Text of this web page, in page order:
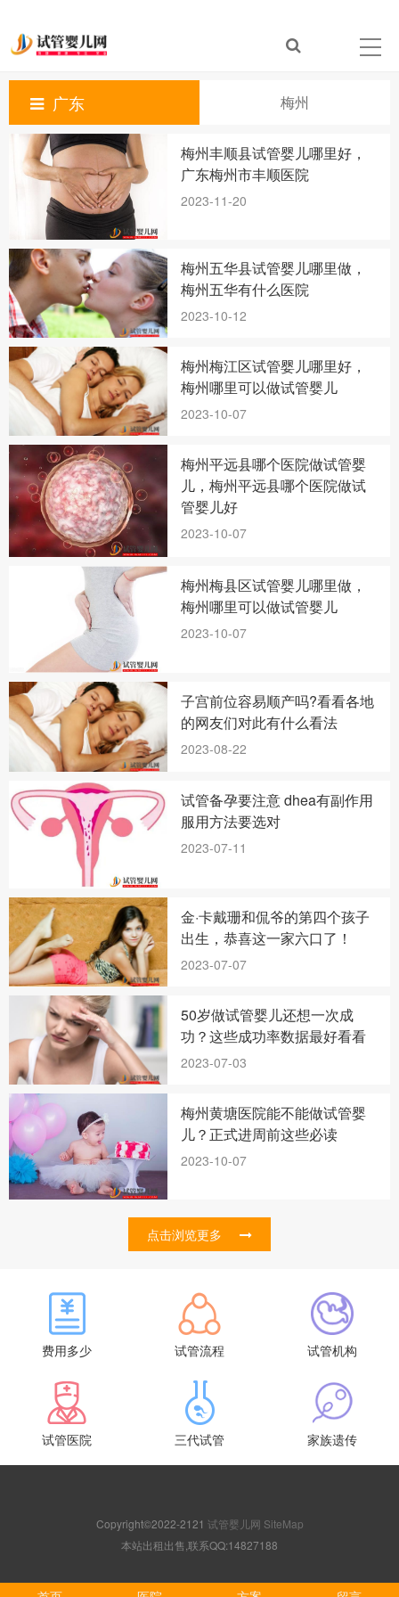
广东 梅州
梅州丰顺县试管婴儿哪里好，
广东梅州市丰顺医院
2023-11-20
梅州五华县试管婴儿哪里做，
梅州五华有什么医院
2023-10-12
梅州梅江区试管婴儿哪里好，
梅州哪里可以做试管婴儿
2023-10-07
梅州平远县哪个医院做试管婴
儿，梅州平远县哪个医院做试
管婴儿好
2023-10-07
梅州梅县区试管婴儿哪里做，
梅州哪里可以做试管婴儿
2023-10-07
子宫前位容易顺产吗?看看各地
的网友们对此有什么看法
2023-08-22
试管备孕要注意 dhea有副作用
服用方法要选对
2023-07-11
金·卡戴珊和侃爷的第四个孩子
出生，恭喜这一家六口了！
2023-07-07
50岁做试管婴儿还想一次成
功？这些成功率数据最好看看
2023-07-03
梅州黄塘医院能不能做试管婴
儿？正式进周前这些必读
2023-10-07
点击浏览更多
费用多少 试管流程 试管机构
试管医院 三代试管 家族遗传
Copyright©2022-2121 试管婴儿网 SiteMap
本站出租出售,联系QQ:14827188